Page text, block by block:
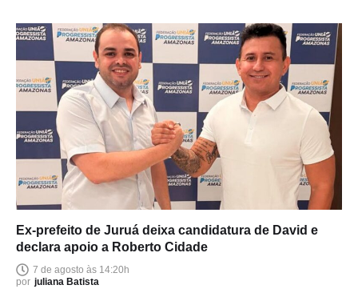
Ex-prefeito de Juruá deixa candidatura de David e
declara apoio a Roberto Cidade
7 de agosto às 14:20h
por juliana Batista